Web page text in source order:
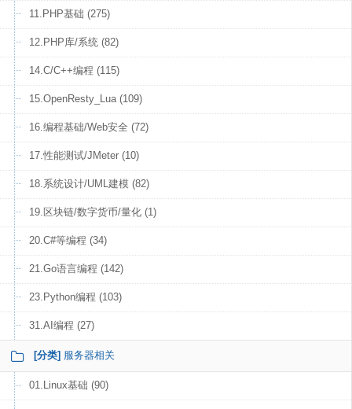
11.PHP基础 (275)
12.PHP库/系统 (82)
14.C/C++编程 (115)
15.OpenResty_Lua (109)
16.编程基础/Web安全 (72)
17.性能测试/JMeter (10)
18.系统设计/UML建模 (82)
19.区块链/数字货币/量化 (1)
20.C#等编程 (34)
21.Go语言编程 (142)
23.Python编程 (103)
31.AI编程 (27)
[分类] 服务器相关
01.Linux基础 (90)